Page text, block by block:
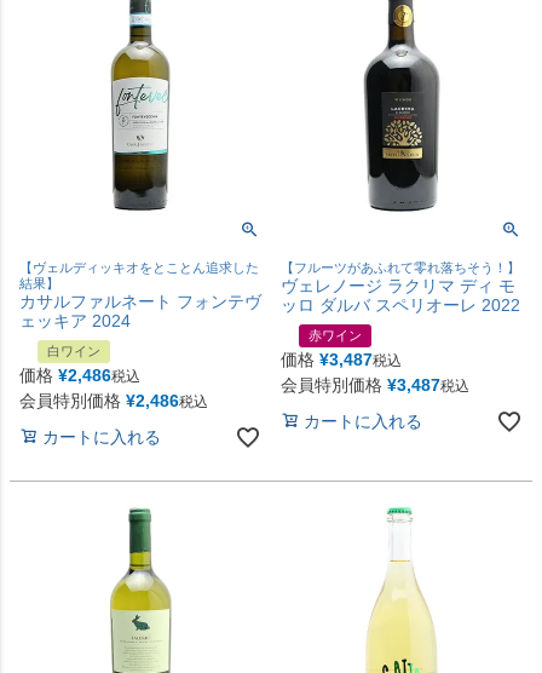
【ヴェルディッキオをとことん追求した
結果】
カサルファルネート フォンテヴ
ェッキア 2024
白ワイン
価格 ¥2,486税込
会員特別価格 ¥2,486税込
カートに入れる
【フルーツがあふれて零れ落ちそう！】
ヴェレノージ ラクリマ ディ モ
ッロ ダルバ スペリオーレ 2022
赤ワイン
価格 ¥3,487税込
会員特別価格 ¥3,487税込
カートに入れる